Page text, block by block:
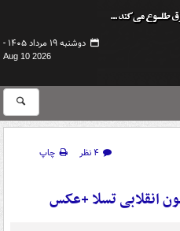
دوشنبه ۱۹ مرداد ۱۴۰۵ -
Aug 10 2026
۴ نظر
چاپ
انقلابی تسلا +عکس